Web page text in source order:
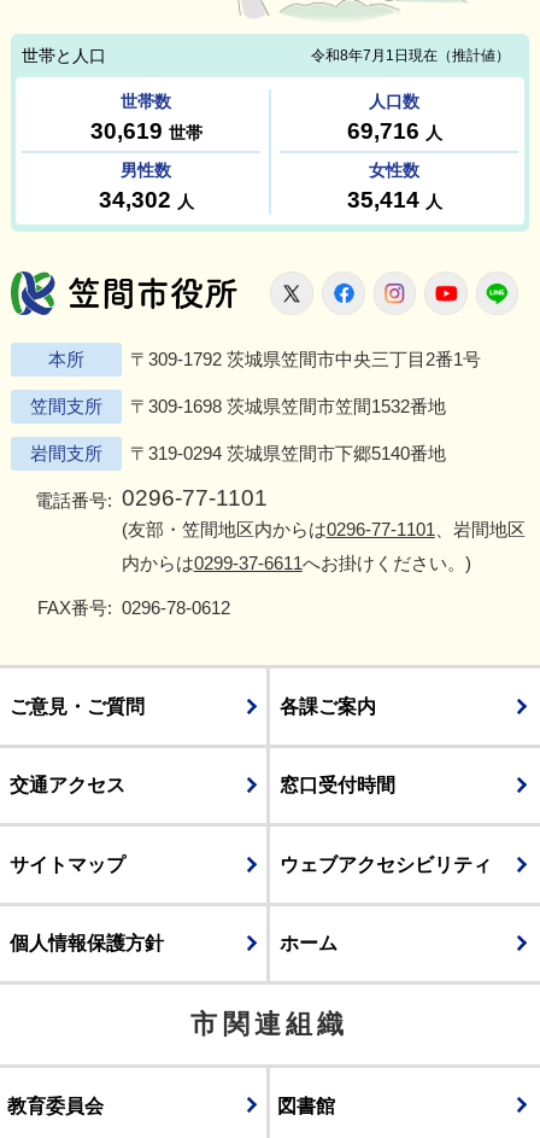
笠間市役所
X FacebookInstagram
本所 〒309-1792 茨城県笠間市中央三丁目2番1号
笠間支所 〒309-1698 茨城県笠間市笠間1532番地
岩間支所 〒319-0294 茨城県笠間市下郷5140番地
電話番号: 0296-77-1101
(友部・笠間地区内からは0296-77-1101 、岩間地区
内からは0299-37-6611へお掛けください。)
FAX番号: 0296-78-0612
ご意見・ご質問 各課ご案内
交通アクセス 窓口受付時間
サイトマップ ウェブアクセシビリティ
個人情報保護方針 ホーム
市関連組織
教育委員会 図書館